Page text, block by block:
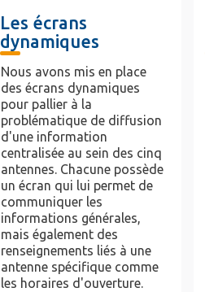
Les écrans
dynamiques
Nous avons mis en place
des écrans dynamiques
pour pallier à la
problématique de diffusion
d'une information
centralisée au sein des cinq
antennes. Chacune possède
un écran qui lui permet de
communiquer les
informations générales,
mais également des
renseignements liés à une
antenne spécifique comme
les horaires d'ouverture.